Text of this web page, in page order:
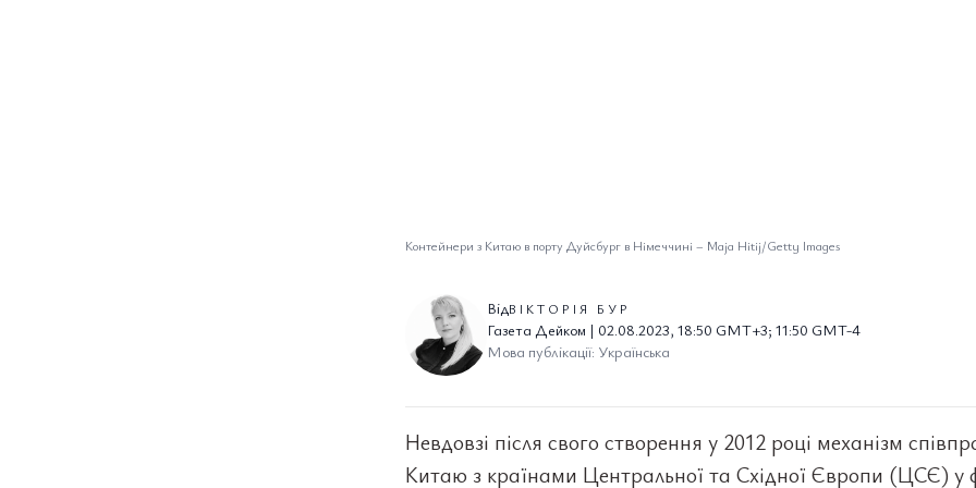
Контейнери з Китаю в порту Дуйсбург в Німеччині – Maja Hitij/Getty Images
ВідВІКТОРІЯ БУР
Газета Дейком | 02.08.2023, 18:50 GMT+3; 11:50 GMT-4
Мова публікації: Українська
Невдовзі після свого створення у 2012 році механізм
Китаю з країнами Центральної та Східної Європи (ЦСЄ) у